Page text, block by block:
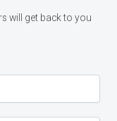
will get back to you